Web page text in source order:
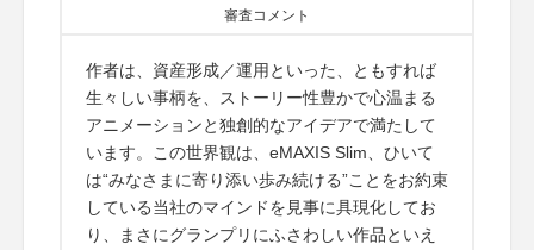
審査コメント
作者は、資産形成／運用といった、ともすれば
生々しい事柄を、ストーリー性豊かで心温まる
アニメーションと独創的なアイデアで満たして
います。この世界観は、eMAXIS Slim、ひいて
は“みなさまに寄り添い歩み続ける”ことをお約束
している当社のマインドを見事に具現化してお
り、まさにグランプリにふさわしい作品といえ